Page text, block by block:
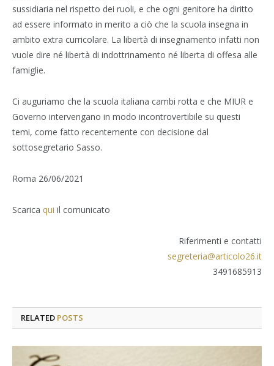
sussidiaria nel rispetto dei ruoli, e che ogni genitore ha diritto
ad essere informato in merito a ciò che la scuola insegna in
ambito extra curricolare. La libertà di insegnamento infatti non
vuole dire né libertà di indottrinamento né liberta di offesa alle
famiglie.
Ci auguriamo che la scuola italiana cambi rotta e che MIUR e
Governo intervengano in modo incontrovertibile su questi
temi, come fatto recentemente con decisione dal
sottosegretario Sasso.
Roma 26/06/2021
Scarica qui il comunicato
Riferimenti e contatti
segreteria@articolo26.it
3491685913
RELATED POSTS